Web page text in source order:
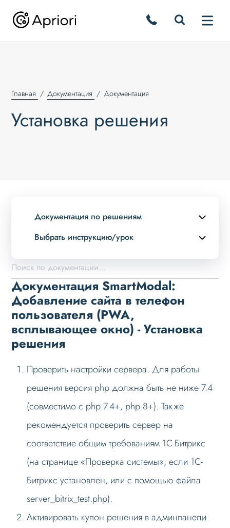
Главная Документация Документация
Установка решения
Документация по решениям
Выбрать инструкцию/урок
Описание курса
Описание
Установка решения
Возможные проблемы
Вопросы по PWA
Документация SmartModal:
Добавление сайта в телефон
пользователя (PWA,
всплывающее окно) - Установка
решения
Проверить настройки сервера. Для работы
решения версия php должна быть не ниже 7.4
(совместимо с php 7.4+, php 8+). Также
рекомендуется проверить сервер на
соответствие общим требованиям 1С-Битрикс
(на странице «Проверка системы», если 1С-
Битрикс установлен, или с помощью файла
server_bitrix_test.php).
Активировать купон решения в админпанели